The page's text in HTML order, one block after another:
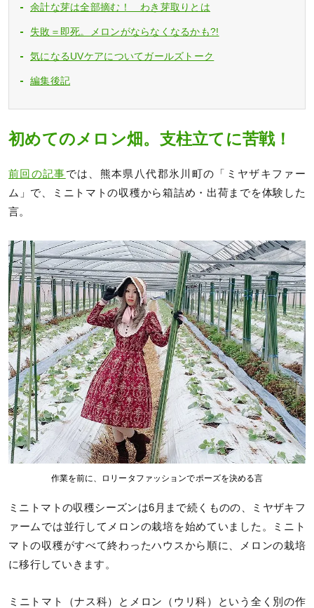
余計な芽は全部摘む！ わき芽取りとは
失敗＝即死。メロンがならなくなるかも?!
気になるUVケアについてガールズトーク
編集後記
初めてのメロン畑。支柱立てに苦戦！
前回の記事では、熊本県八代郡氷川町の「ミヤザキファー
ム」で、ミニトマトの収穫から箱詰め・出荷までを体験した
言。
作業を前に、ロリータファッションでポーズを決める言
ミニトマトの収穫シーズンは6月まで続くものの、ミヤザキフ
ァームでは並行してメロンの栽培を始めていました。ミニト
マトの収穫がすべて終わったハウスから順に、メロンの栽培
に移行していきます。
ミニトマト（ナス科）とメロン（ウリ科）という全く別の作